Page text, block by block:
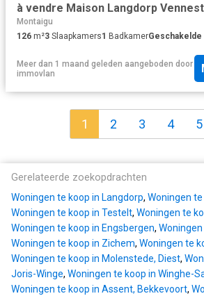
à vendre Maison Langdorp
Montaigu
126 m²3 Slaapkamers1 BadkamerGeschakelde
Meer dan 1 maand geleden aangeboden door
immovlan
1 2 3 4 5
Gerelateerde zoekopdrachten
Woningen te koop in Langdorp, Woningen
Woningen te koop in Testelt, Woningen te
Woningen te koop in Engsbergen,
Woningen te koop in Zichem, Woningen te
Woningen te koop in Molenstede, Diest,
Joris-Winge, Woningen te koop in Winghe-
Woningen te koop in Assent, Bekkevoort,